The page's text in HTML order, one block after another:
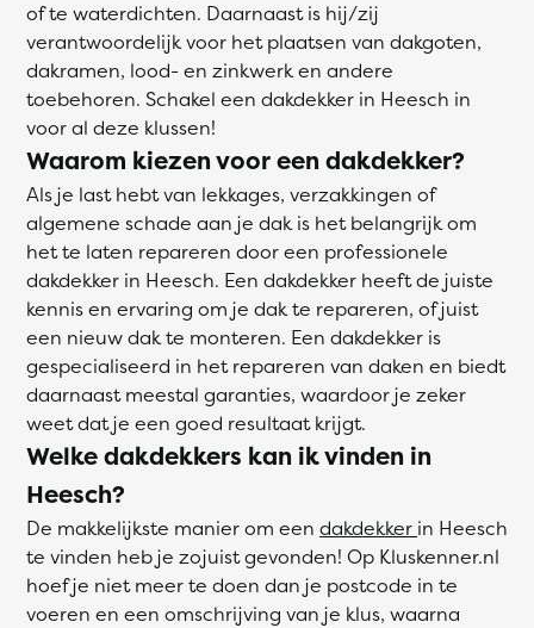
of te waterdichten. Daarnaast is hij/zij
verantwoordelijk voor het plaatsen van dakgoten,
dakramen, lood- en zinkwerk en andere
toebehoren. Schakel een dakdekker in Heesch in
voor al deze klussen!
Waarom kiezen voor een dakdekker?
Als je last hebt van lekkages, verzakkingen of
algemene schade aan je dak is het belangrijk om
het te laten repareren door een professionele
dakdekker in Heesch. Een dakdekker heeft de juiste
kennis en ervaring om je dak te repareren, of juist
een nieuw dak te monteren. Een dakdekker is
gespecialiseerd in het repareren van daken en biedt
daarnaast meestal garanties, waardoor je zeker
weet dat je een goed resultaat krijgt.
Welke dakdekkers kan ik vinden in
Heesch?
De makkelijkste manier om een dakdekker in Heesch
te vinden heb je zojuist gevonden! Op Kluskenner.nl
hoef je niet meer te doen dan je postcode in te
voeren en een omschrijving van je klus, waarna